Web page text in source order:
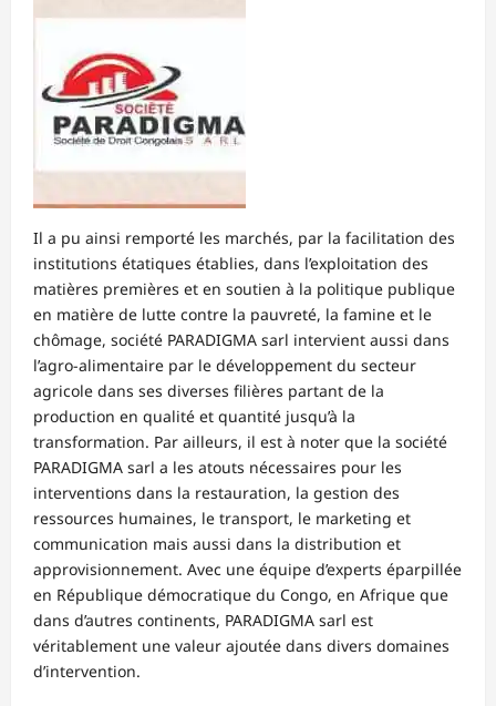
Il a pu ainsi remporté les marchés, par la facilitation des
institutions étatiques établies, dans l’exploitation des
matières premières et en soutien à la politique publique
en matière de lutte contre la pauvreté, la famine et le
chômage, société PARADIGMA sarl intervient aussi dans
l’agro-alimentaire par le développement du secteur
agricole dans ses diverses filières partant de la
production en qualité et quantité jusqu’à la
transformation. Par ailleurs, il est à noter que la société
PARADIGMA sarl a les atouts nécessaires pour les
interventions dans la restauration, la gestion des
ressources humaines, le transport, le marketing et
communication mais aussi dans la distribution et
approvisionnement. Avec une équipe d’experts éparpillée
en République démocratique du Congo, en Afrique que
dans d’autres continents, PARADIGMA sarl est
véritablement une valeur ajoutée dans divers domaines
d’intervention.